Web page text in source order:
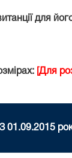
для
[Для
01.09.2015